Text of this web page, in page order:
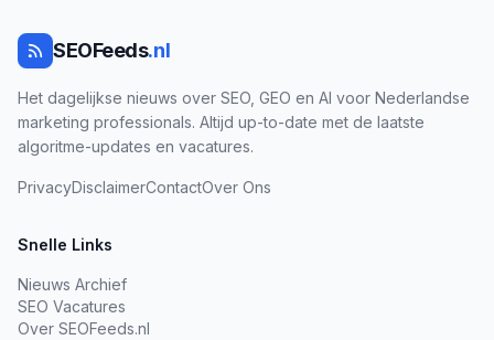
SEOFeeds.nl
Het dagelijkse nieuws over SEO, GEO en AI voor Nederlandse
marketing professionals. Altijd up-to-date met de laatste
algoritme-updates en vacatures.
PrivacyDisclaimerContactOver Ons
Snelle Links
Nieuws Archief
SEO Vacatures
Over SEOFeeds.nl